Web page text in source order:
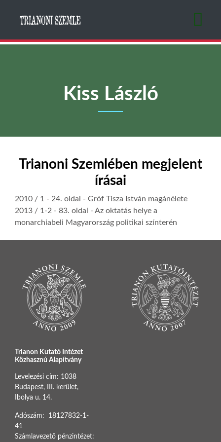
Kiss László
Trianoni Szemlében megjelent
írásai
2010 / 1 - 24. oldal - Gróf Tisza István magánélete
2013 / 1-2 - 83. oldal - Az oktatás helye a
monarchiabeli Magyarország politikai színterén
Trianon Kutató Intézet
Közhasznú Alapítvány
Levelezési cím: 1038
Budapest, III. kerület,
Ibolya u. 14.
Adószám: 18127832-1-
41
Számlavezető pénzintézet: